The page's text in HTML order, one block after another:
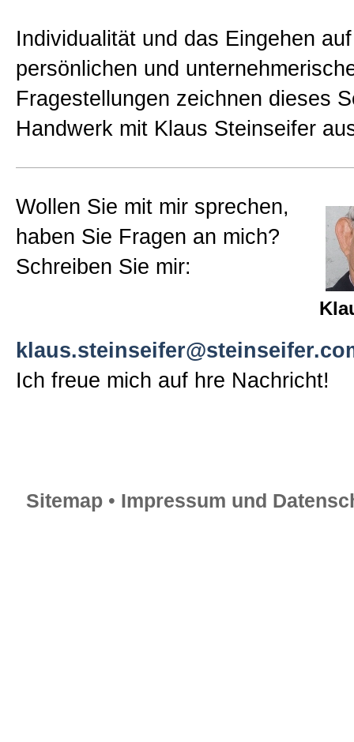
Individualität und das Eingehen
persönlichen und
Fragestellungen zeichnen dieses
Handwerk mit Klaus Steinseifer
Wollen Sie mit mir sprechen,
haben Sie Fragen an mich?
Schreiben Sie mir:
Ich freue mich auf hre Nachricht!
Sitemap • Impressum und